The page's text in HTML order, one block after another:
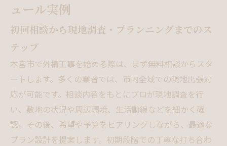
ュール実例
初回相談から現地調査・プランニングまでのス
テップ
本宮市で外構工事を始める際は、まず無料相談からスタ
ートします。多くの業者では、市内全域での現地出張対
応が可能です。相談内容をもとにプロが現地調査を行
い、敷地の状況や周辺環境、生活動線などを細かく確
認。その後、希望や予算をヒアリングしながら、最適な
プラン設計を提案します。初期段階での丁寧な打ち合わ